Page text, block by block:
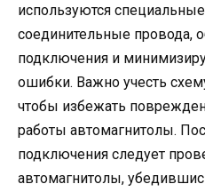
используются
соединительные провода,
подключения и
ошибки. Важно учесть
чтобы избежать
работы автомагнитолы.
подключения следует
автомагнитолы,